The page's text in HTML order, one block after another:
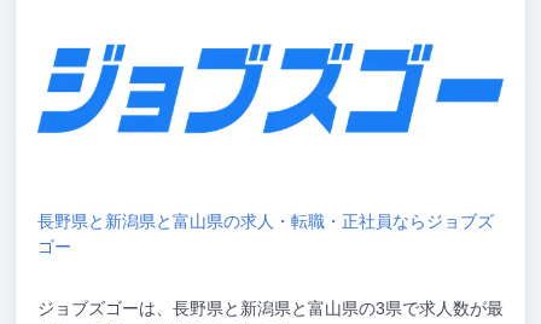
長野県と新潟県と富山県の求人・転職・正社員ならジョブズ
ゴー
ジョブズゴーは、長野県と新潟県と富山県の3県で求人数が最